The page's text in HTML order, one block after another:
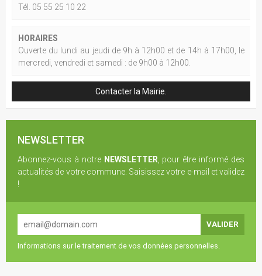
Tél. 05 55 25 10 22
HORAIRES
Ouverte du lundi au jeudi de 9h à 12h00 et de 14h à 17h00, le
mercredi, vendredi et samedi : de 9h00 à 12h00.
Contacter la Mairie.
NEWSLETTER
Abonnez-vous à notre NEWSLETTER , pour être informé des
actualités de votre commune. Saisissez votre e-mail et validez
!
Informations sur le traitement de vos données personnelles.